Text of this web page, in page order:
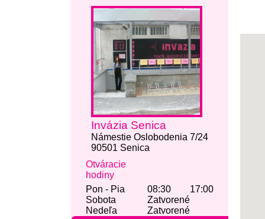
Invázia Senica
Námestie Oslobodenia 7/24
90501 Senica
Otváracie
hodiny
Pon - Pia
08:30
17:00
Sobota
Zatvorené
Nedeľa
Zatvorené